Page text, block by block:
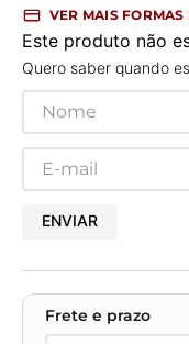
VER MAIS FORMAS
Este produto não
Quero saber quando
ENVIAR